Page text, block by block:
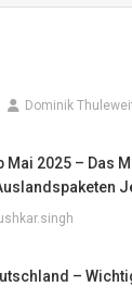
Dominik
Mai 2025 – Das
–